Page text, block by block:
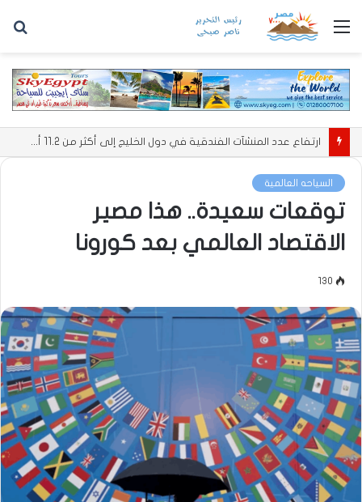
القائمة
ارتفاع عدد المنشآت الفندقية في دول الخليج إلى أكثر من 11.2 ألف منشأة
السياحه العالمية
توقعات سعيدة.. هذا مصير
الاقتصاد العالمي بعد كورونا
130